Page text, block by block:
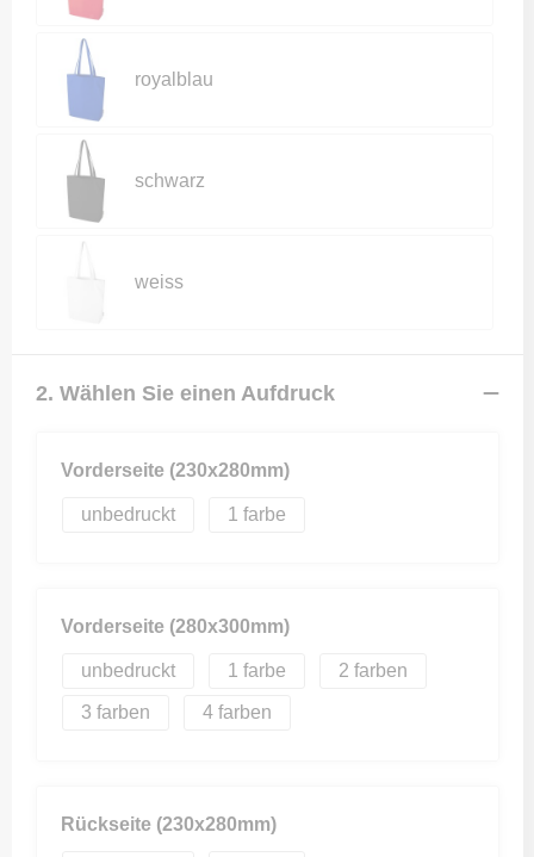
royalblau
schwarz
weiss
2. Wählen Sie einen Aufdruck
Vorderseite (230x280mm)
unbedruckt 1
Vorderseite (280x300mm)
unbedruckt 1 2
3 4
Rückseite (230x280mm)